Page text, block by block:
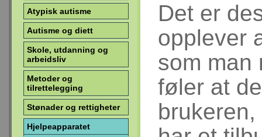
Atypisk autisme
Autisme og diett
Skole, utdanning og
arbeidsliv
Metoder og
tilrettelegging
Stønader og rettigheter
Hjelpeapparatet
Det er
opplever
som man
føler at